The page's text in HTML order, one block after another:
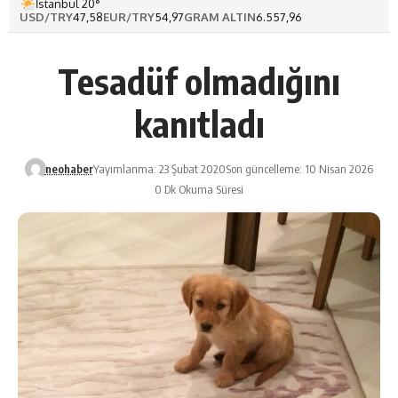
İstanbul 20°
USD/TRY47,58EUR/TRY54,97GRAM ALTIN6.557,96
Tesadüf olmadığını
kanıtladı
neohaberYayımlanma: 23 Şubat 2020Son güncelleme: 10 Nisan 2026
0 Dk Okuma Süresi